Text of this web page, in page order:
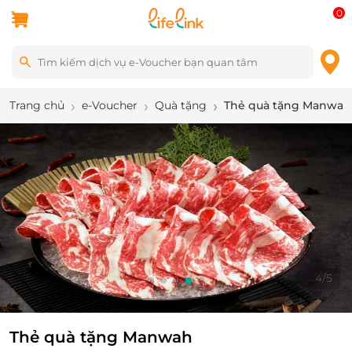
0
Trang chủ e-Voucher Quà tặng Thẻ quà tặng Manwah
4/5
Thẻ quà tặng Manwah